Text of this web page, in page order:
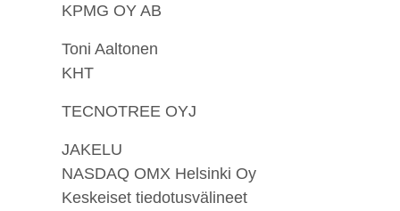
KPMG OY AB
Toni Aaltonen
KHT
TECNOTREE OYJ
JAKELU
NASDAQ OMX Helsinki Oy
Keskeiset tiedotusvälineet